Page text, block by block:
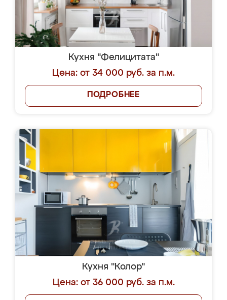
Кухня "Фелицитата"
Цена: от 34 000 руб. за п.м.
ПОДРОБНЕЕ
Кухня "Колор"
Цена: от 36 000 руб. за п.м.